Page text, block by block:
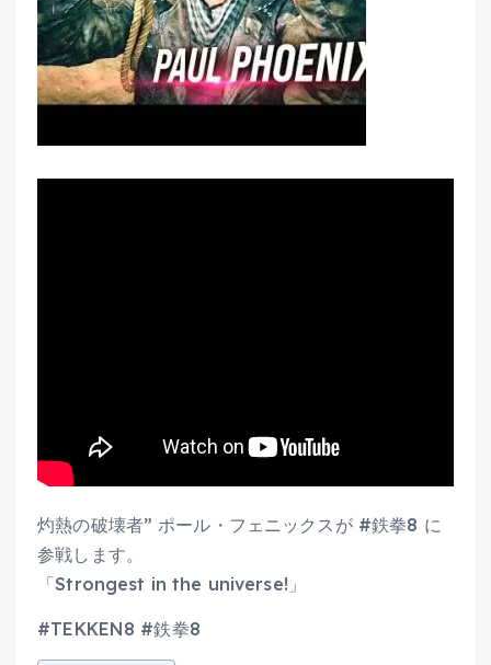
灼熱の破壊者” ポール・フェニックスが #鉄拳8 に
参戦します。
「Strongest in the universe!」
#TEKKEN8 #鉄拳8